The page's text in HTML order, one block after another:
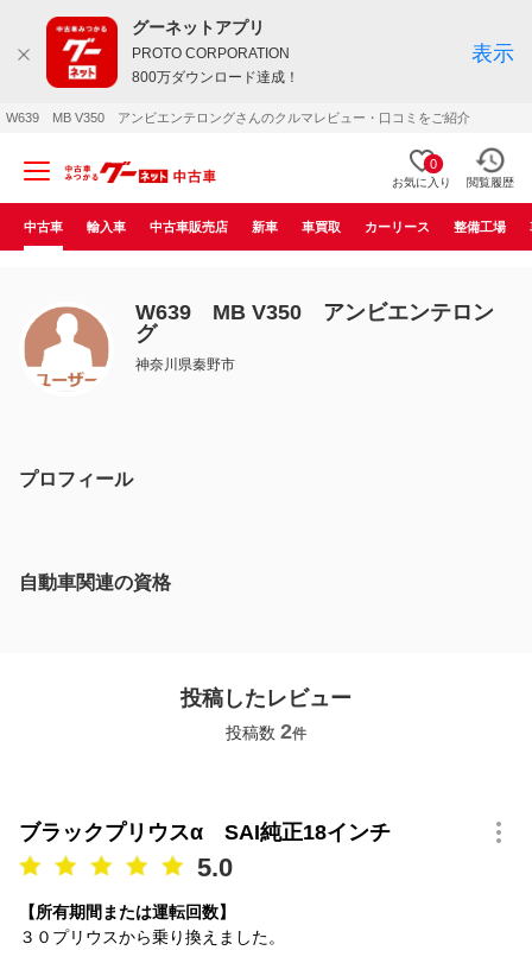
グーネットアプリ
PROTO CORPORATION
800万ダウンロード達成！
表示
W639 MB V350 アンビエンテロングさんのクルマレビュー・口コミをご紹介
0
お気に入り 閲覧履歴
中古車 輸入車 中古車販売店 新車 車買取 カーリース 整備工場
W639 MB V350 アンビエンテロン
グ
神奈川県秦野市
プロフィール
自動車関連の資格
投稿したレビュー
投稿数 2件
ブラックプリウスα SAI純正18インチ
5.0
【所有期間または運転回数】
３０プリウスから乗り換えました。